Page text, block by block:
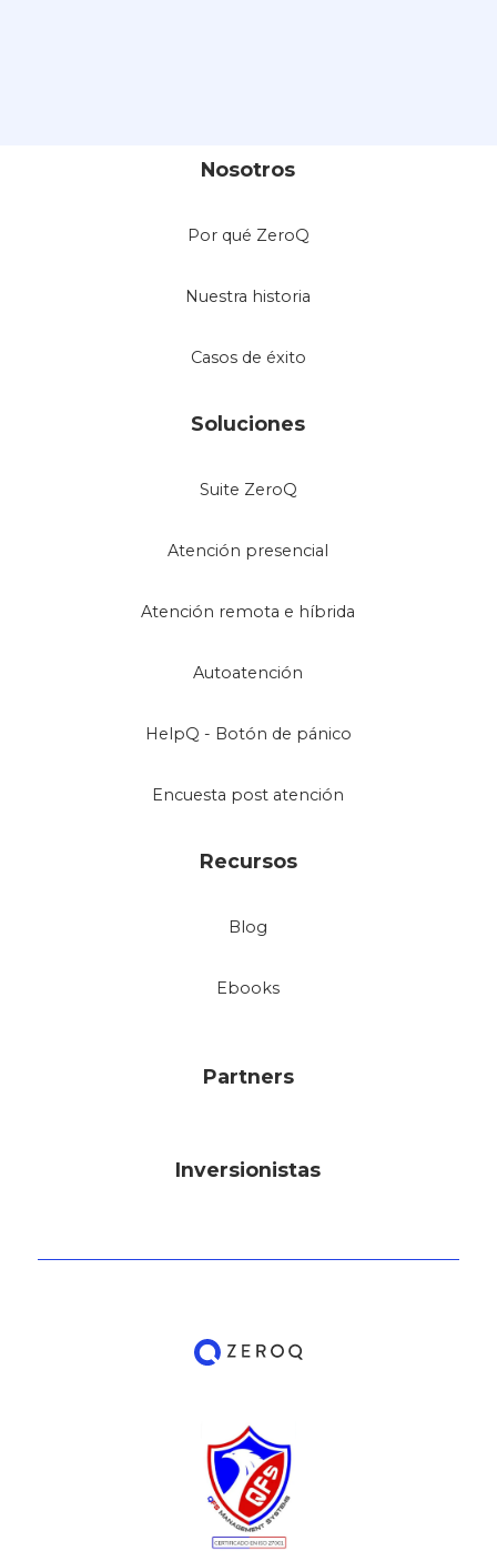
Nosotros
Por qué ZeroQ
Nuestra historia
Casos de éxito
Soluciones
Suite ZeroQ
Atención presencial
Atención remota e híbrida
Autoatención
HelpQ - Botón de pánico
Encuesta post atención
Recursos
Blog
Ebooks
Partners
Inversionistas